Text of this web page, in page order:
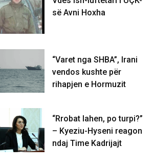
së Avni Hoxha
“Varet nga SHBA”, Irani
vendos kushte për
rihapjen e Hormuzit
“Rrobat lahen, po turpi?”
– Kyeziu-Hyseni reagon
ndaj Time Kadrijajt